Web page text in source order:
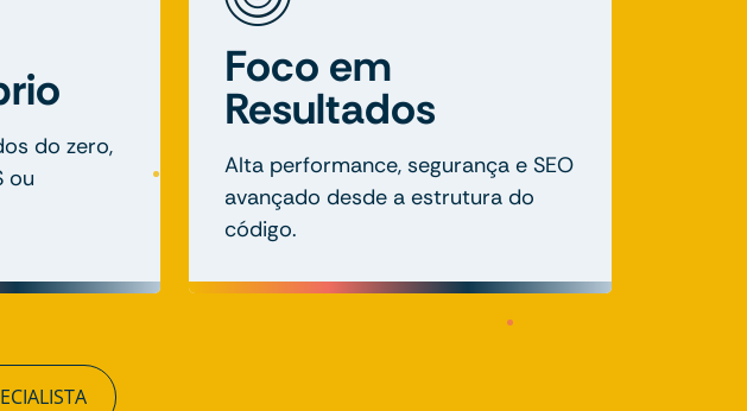
do zero,
ou
Foco em
Resultados
Alta performance, segurança e SEO
avançado desde a estrutura do
código.